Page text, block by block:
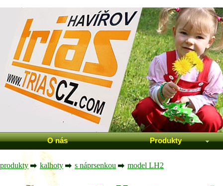
O nás Produkty
produkty kalhoty s náprsenkou model LH2